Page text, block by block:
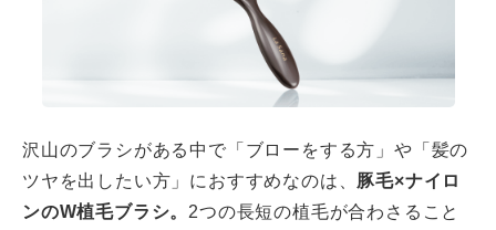
沢山のブラシがある中で「ブローをする方」や「髪の
ツヤを出したい方」におすすめなのは、 豚毛×ナイロ
ンのW植毛ブラシ。 2つの長短の植毛が合わさること